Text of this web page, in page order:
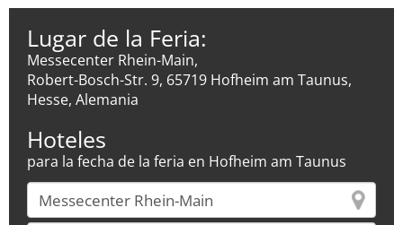
Lugar de la Feria:
Messecenter Rhein-Main,
Robert-Bosch-Str. 9, 65719 Hofheim am Taunus,
Hesse, Alemania
Hoteles
para la fecha de la feria en Hofheim am Taunus